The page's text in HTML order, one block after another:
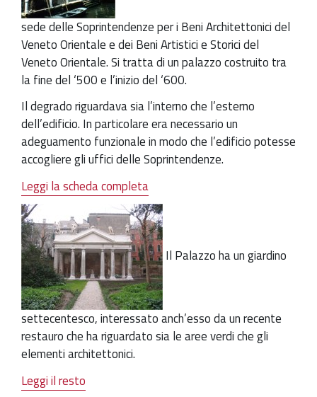
sede delle Soprintendenze per i Beni Architettonici del
Veneto Orientale e dei Beni Artistici e Storici del
Veneto Orientale. Si tratta di un palazzo costruito tra
la fine del ‘500 e l’inizio del ‘600.
Il degrado riguardava sia l’interno che l’esterno
dell’edificio. In particolare era necessario un
adeguamento funzionale in modo che l’edificio potesse
accogliere gli uffici delle Soprintendenze.
Leggi la scheda completa
Il Palazzo ha un giardino
settecentesco, interessato anch’esso da un recente
restauro che ha riguardato sia le aree verdi che gli
elementi architettonici.
Leggi il resto